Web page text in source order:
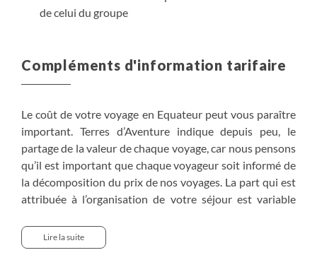
de celui du groupe
Compléments d'information tarifaire
Le coût de votre voyage en Equateur peut vous paraître
important. Terres d’Aventure indique depuis peu, le
partage de la valeur de chaque voyage, car nous pensons
qu’il est important que chaque voyageur soit informé de
la décomposition du prix de nos voyages. La part qui est
attribuée à l’organisation de votre séjour est variable
du coût de la vie, du choix de la compagnie aérienne
utilisée pour vous rendre à destination, des coûts des
Lire la suite